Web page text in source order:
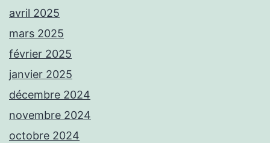
avril 2025
mars 2025
février 2025
janvier 2025
décembre 2024
novembre 2024
octobre 2024